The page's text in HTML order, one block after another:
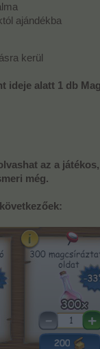
ajándékba
kerül
ideje alatt 1 db
az a
még.